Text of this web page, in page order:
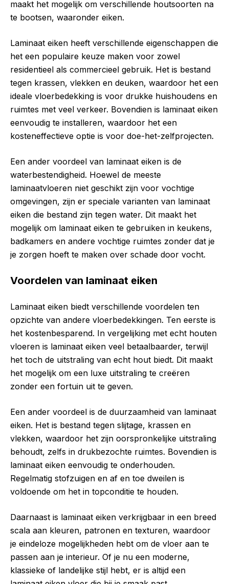
maakt het mogelijk om verschillende houtsoorten na
te bootsen, waaronder eiken.
Laminaat eiken heeft verschillende eigenschappen die
het een populaire keuze maken voor zowel
residentieel als commercieel gebruik. Het is bestand
tegen krassen, vlekken en deuken, waardoor het een
ideale vloerbedekking is voor drukke huishoudens en
ruimtes met veel verkeer. Bovendien is laminaat eiken
eenvoudig te installeren, waardoor het een
kosteneffectieve optie is voor doe-het-zelfprojecten.
Een ander voordeel van laminaat eiken is de
waterbestendigheid. Hoewel de meeste
laminaatvloeren niet geschikt zijn voor vochtige
omgevingen, zijn er speciale varianten van laminaat
eiken die bestand zijn tegen water. Dit maakt het
mogelijk om laminaat eiken te gebruiken in keukens,
badkamers en andere vochtige ruimtes zonder dat je
je zorgen hoeft te maken over schade door vocht.
Voordelen van laminaat eiken
Laminaat eiken biedt verschillende voordelen ten
opzichte van andere vloerbedekkingen. Ten eerste is
het kostenbesparend. In vergelijking met echt houten
vloeren is laminaat eiken veel betaalbaarder, terwijl
het toch de uitstraling van echt hout biedt. Dit maakt
het mogelijk om een luxe uitstraling te creëren
zonder een fortuin uit te geven.
Een ander voordeel is de duurzaamheid van laminaat
eiken. Het is bestand tegen slijtage, krassen en
vlekken, waardoor het zijn oorspronkelijke uitstraling
behoudt, zelfs in drukbezochte ruimtes. Bovendien is
laminaat eiken eenvoudig te onderhouden.
Regelmatig stofzuigen en af en toe dweilen is
voldoende om het in topconditie te houden.
Daarnaast is laminaat eiken verkrijgbaar in een breed
scala aan kleuren, patronen en texturen, waardoor
je eindeloze mogelijkheden hebt om de vloer aan te
passen aan je interieur. Of je nu een moderne,
klassieke of landelijke stijl hebt, er is altijd een